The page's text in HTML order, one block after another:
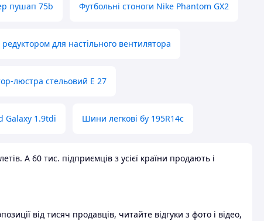
пушап 75b Футбольні стоноги Nike Phantom GX2
редуктором для настільного вентилятора
люстра стельовий E 27
Galaxy 1.9tdi Шини легкові бу 195R14c
А 60 тис. підприємців з усієї країни продають і
від тисяч продавців, читайте відгуки з фото і відео,